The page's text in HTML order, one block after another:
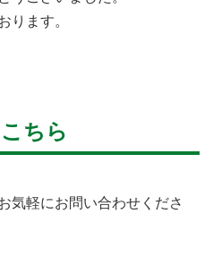
ります。
ちら
気軽にお問い合わせくださ